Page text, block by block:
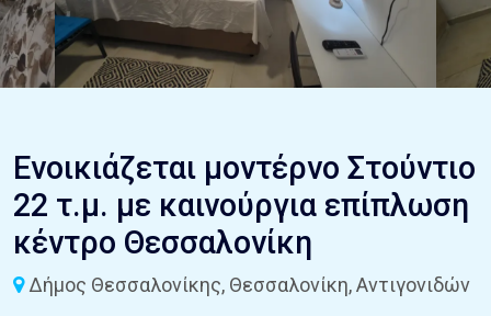
Ενοικιάζεται μοντέρνο Στούντιο
22 τ.μ. με καινούργια επίπλωση
κέντρο Θεσσαλονίκη
Δήμος Θεσσαλονίκης, Θεσσαλονίκη, Αντιγονιδών